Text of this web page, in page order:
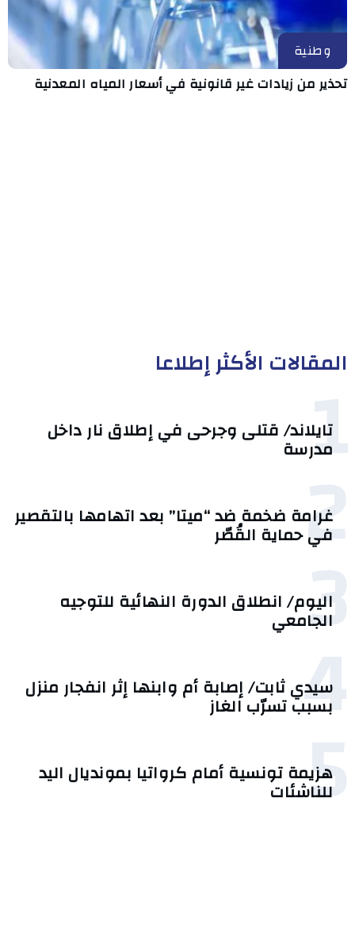
وطنية
تحذير من زيادات غير قانونية في أسعار المياه المعدنية
المقالات الأكثر إطلاعا
1
تايلاند/ قتلى وجرحى في إطلاق نار داخل
مدرسة
2
غرامة ضخمة ضد “ميتا” بعد اتهامها بالتقصير
في حماية القُصّر
3
اليوم/ انطلاق الدورة النهائية للتوجيه
الجامعي
4
سيدي ثابت/ إصابة أم وابنها إثر انفجار منزل
بسبب تسرّب الغاز
5
هزيمة تونسية أمام كرواتيا بمونديال اليد
للناشئات